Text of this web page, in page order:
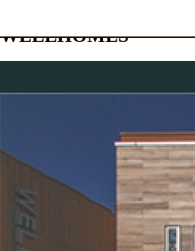
WELLHOMES